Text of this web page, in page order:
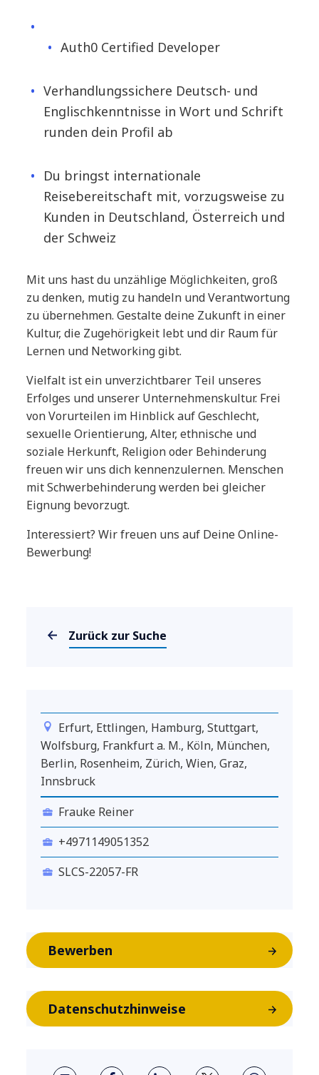
Auth0 Certified Developer
Verhandlungssichere Deutsch- und
Englischkenntnisse in Wort und Schrift
runden dein Profil ab
Du bringst internationale
Reisebereitschaft mit, vorzugsweise zu
Kunden in Deutschland, Österreich und
der Schweiz
Mit uns hast du unzählige Möglichkeiten, groß
zu denken, mutig zu handeln und Verantwortung
zu übernehmen. Gestalte deine Zukunft in einer
Kultur, die Zugehörigkeit lebt und dir Raum für
Lernen und Networking gibt.
Vielfalt ist ein unverzichtbarer Teil unseres
Erfolges und unserer Unternehmenskultur. Frei
von Vorurteilen im Hinblick auf Geschlecht,
sexuelle Orientierung, Alter, ethnische und
soziale Herkunft, Religion oder Behinderung
freuen wir uns dich kennenzulernen. Menschen
mit Schwerbehinderung werden bei gleicher
Eignung bevorzugt.
Interessiert? Wir freuen uns auf Deine Online-
Bewerbung!
Zurück zur Suche
Erfurt, Ettlingen, Hamburg, Stuttgart,
Wolfsburg, Frankfurt a. M., Köln, München,
Berlin, Rosenheim, Zürich, Wien, Graz,
Innsbruck
Frauke Reiner
+4971149051352
SLCS-22057-FR
Bewerben
Datenschutzhinweise